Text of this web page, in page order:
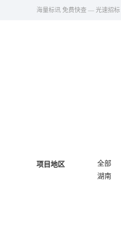
海量标讯 免费快查 — 光速招标
项目地区 全部
湖南